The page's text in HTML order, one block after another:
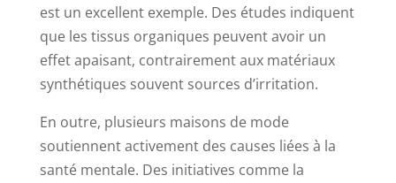
est un excellent exemple. Des études indiquent
que les tissus organiques peuvent avoir un
effet apaisant, contrairement aux matériaux
synthétiques souvent sources d’irritation.
En outre, plusieurs maisons de mode
soutiennent activement des causes liées à la
santé mentale. Des initiatives comme la